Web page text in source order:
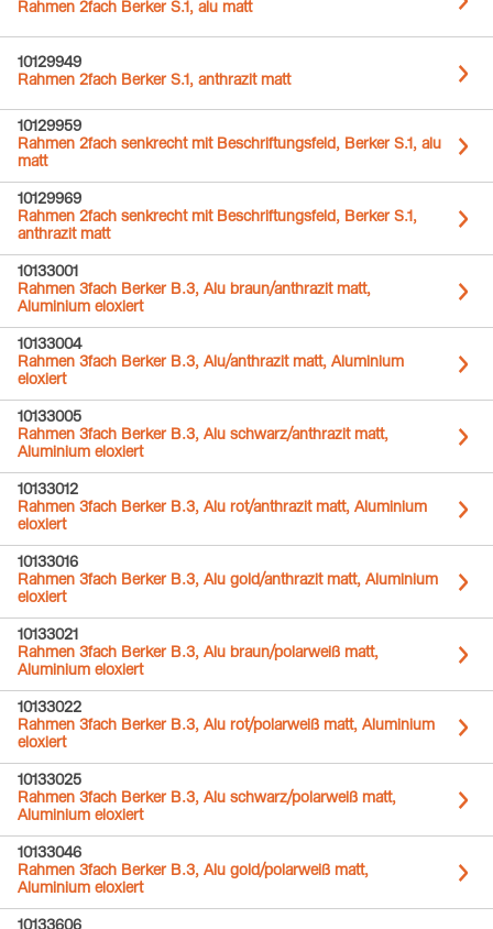
Rahmen 2fach Berker S.1, alu matt
10129949
Rahmen 2fach Berker S.1, anthrazit matt
10129959
Rahmen 2fach senkrecht mit Beschriftungsfeld, Berker S.1, alu
matt
10129969
Rahmen 2fach senkrecht mit Beschriftungsfeld, Berker S.1,
anthrazit matt
10133001
Rahmen 3fach Berker B.3, Alu braun/anthrazit matt,
Aluminium eloxiert
10133004
Rahmen 3fach Berker B.3, Alu/anthrazit matt, Aluminium
eloxiert
10133005
Rahmen 3fach Berker B.3, Alu schwarz/anthrazit matt,
Aluminium eloxiert
10133012
Rahmen 3fach Berker B.3, Alu rot/anthrazit matt, Aluminium
eloxiert
10133016
Rahmen 3fach Berker B.3, Alu gold/anthrazit matt, Aluminium
eloxiert
10133021
Rahmen 3fach Berker B.3, Alu braun/polarweiß matt,
Aluminium eloxiert
10133022
Rahmen 3fach Berker B.3, Alu rot/polarweiß matt, Aluminium
eloxiert
10133025
Rahmen 3fach Berker B.3, Alu schwarz/polarweiß matt,
Aluminium eloxiert
10133046
Rahmen 3fach Berker B.3, Alu gold/polarweiß matt,
Aluminium eloxiert